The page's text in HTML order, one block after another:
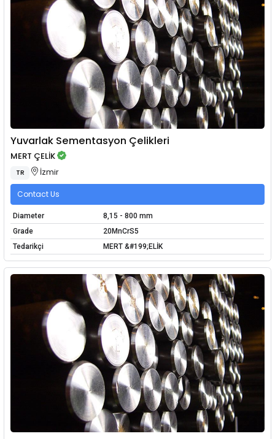
Yuvarlak Sementasyon Çelikleri
MERT ÇELİK
TR İzmir
Contact Us
Diameter
8,15 - 800 mm
Grade
20MnCrS5
Tedarikçi
MERT &#199;ELİK